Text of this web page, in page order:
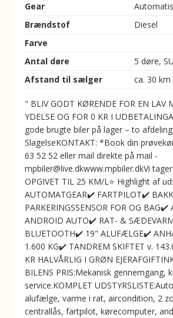
Gear
Brændstof
Diesel
Farve
Antal døre
5 døre,
Afstand til sælger
ca. 30 km
" BLIV GODT KØRENDE FOR EN LAV
YDELSE OG FOR 0 KR I
gode brugte biler på lager – to
SlagelseKONTAKT: *Book din
63 52 52 eller mail direkte på mail -
mpbiler@live.dkwww.mpbiler.dkVi
OPGIVET TIL 25 KM/L⭐ Highlight af
AUTOMATGEAR✔️ FARTPILOT✔️
PARKERINGSSENSOR FOR OG BAG✔️
ANDROID AUTO✔️ RAT- &
BLUETOOTH✔️ 19" ALUFÆLGE✔️
1.600 KG✔️ TANDREM SKIFTET v.
KR HALVÅRLIG I GRØN
BILENS PRIS:Mekanisk gennemgang,
service.KOMPLET
alufælge, varme i rat, aircondition, 2
centrallås, fartpilot, kørecomputer,